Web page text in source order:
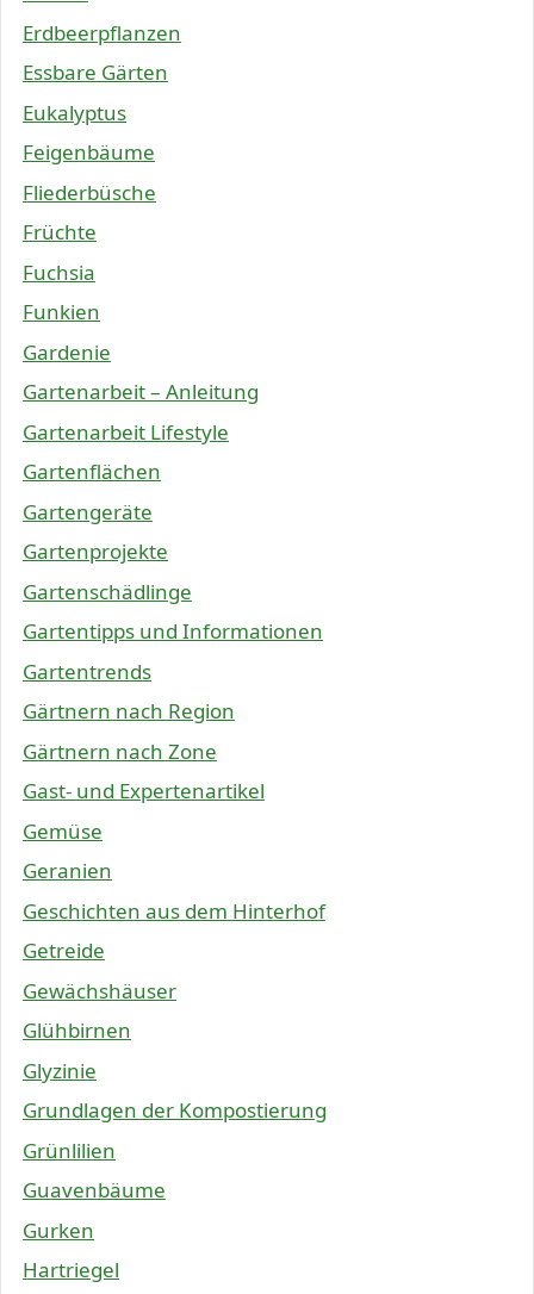
Erdbeerpflanzen
Essbare Gärten
Eukalyptus
Feigenbäume
Fliederbüsche
Früchte
Fuchsia
Funkien
Gardenie
Gartenarbeit – Anleitung
Gartenarbeit Lifestyle
Gartenflächen
Gartengeräte
Gartenprojekte
Gartenschädlinge
Gartentipps und Informationen
Gartentrends
Gärtnern nach Region
Gärtnern nach Zone
Gast- und Expertenartikel
Gemüse
Geranien
Geschichten aus dem Hinterhof
Getreide
Gewächshäuser
Glühbirnen
Glyzinie
Grundlagen der Kompostierung
Grünlilien
Guavenbäume
Gurken
Hartriegel